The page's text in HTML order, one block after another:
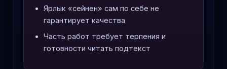
Ярлык «сейнен» сам по себе не
гарантирует качества
Часть работ требует терпения и
готовности читать подтекст